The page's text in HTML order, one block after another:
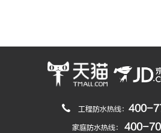
工程防水热线： 400-
家庭防水热线： 400-